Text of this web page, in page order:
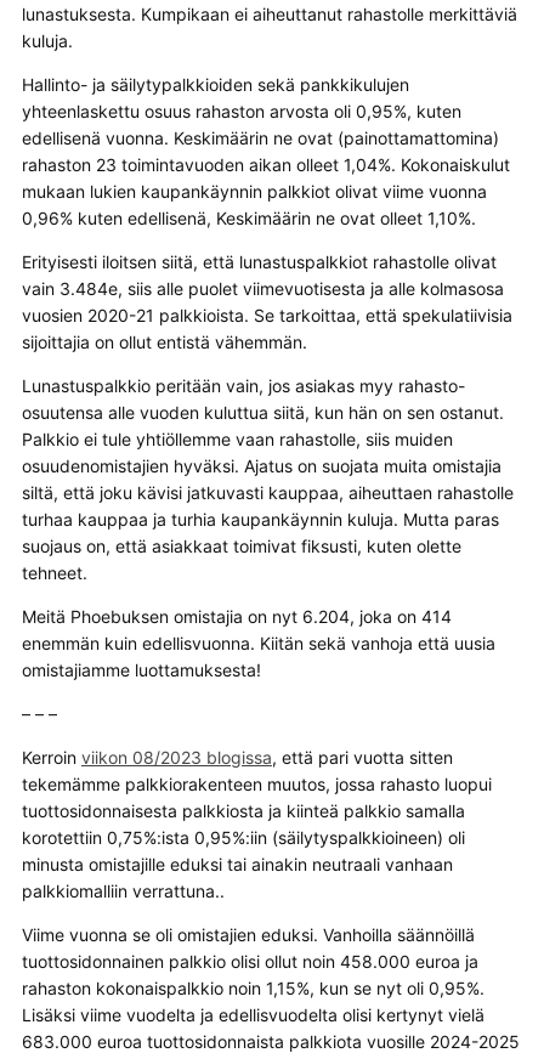
lunastuksesta. Kumpikaan ei aiheuttanut rahastolle merkittäviä
kuluja.
Hallinto- ja säilytypalkkioiden sekä pankkikulujen
yhteenlaskettu osuus rahaston arvosta oli 0,95%, kuten
edellisenä vuonna. Keskimäärin ne ovat (painottamattomina)
rahaston 23 toimintavuoden aikan olleet 1,04%. Kokonaiskulut
mukaan lukien kaupankäynnin palkkiot olivat viime vuonna
0,96% kuten edellisenä, Keskimäärin ne ovat olleet 1,10%.
Erityisesti iloitsen siitä, että lunastuspalkkiot rahastolle olivat
vain 3.484e, siis alle puolet viimevuotisesta ja alle kolmasosa
vuosien 2020-21 palkkioista. Se tarkoittaa, että spekulatiivisia
sijoittajia on ollut entistä vähemmän.
Lunastuspalkkio peritään vain, jos asiakas myy rahasto-
osuutensa alle vuoden kuluttua siitä, kun hän on sen ostanut.
Palkkio ei tule yhtiöllemme vaan rahastolle, siis muiden
osuudenomistajien hyväksi. Ajatus on suojata muita omistajia
siltä, että joku kävisi jatkuvasti kauppaa, aiheuttaen rahastolle
turhaa kauppaa ja turhia kaupankäynnin kuluja. Mutta paras
suojaus on, että asiakkaat toimivat fiksusti, kuten olette
tehneet.
Meitä Phoebuksen omistajia on nyt 6.204, joka on 414
enemmän kuin edellisvuonna. Kiitän sekä vanhoja että uusia
omistajiamme luottamuksesta!
– – –
Kerroin viikon 08/2023 blogissa, että pari vuotta sitten
tekemämme palkkiorakenteen muutos, jossa rahasto luopui
tuottosidonnaisesta palkkiosta ja kiinteä palkkio samalla
korotettiin 0,75%:ista 0,95%:iin (säilytyspalkkioineen) oli
minusta omistajille eduksi tai ainakin neutraali vanhaan
palkkiomalliin verrattuna..
Viime vuonna se oli omistajien eduksi. Vanhoilla säännöillä
tuottosidonnainen palkkio olisi ollut noin 458.000 euroa ja
rahaston kokonaispalkkio noin 1,15%, kun se nyt oli 0,95%.
Lisäksi viime vuodelta ja edellisvuodelta olisi kertynyt vielä
683.000 euroa tuottosidonnaista palkkiota vuosille 2024-2025